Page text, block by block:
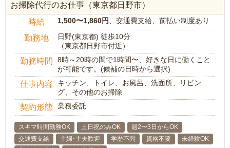
お掃除代行のお仕事（東京都日野市）
時給 1,500〜1,860円、交通費支給、前払い制度あり
勤務地
日野(東京都) 徒歩10分
（東京都日野市付近）
勤務時間
8時～20時の間で1時間〜、好きな日に働くこと
が可能です。(候補の日時から選択)
仕事内容
キッチン、トイレ、お風呂、洗面所、リビン
グ、その他のお掃除
契約形態 業務委託
スキマ時間勤務OK 土日祝のみOK
週2〜3日からOK
交通費支給
主婦･主夫歓迎 学歴不問 資格不要
未経験OK